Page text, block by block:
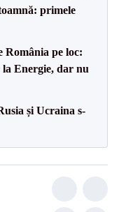
primele
România pe loc:
Energie, dar nu
și Ucraina s-